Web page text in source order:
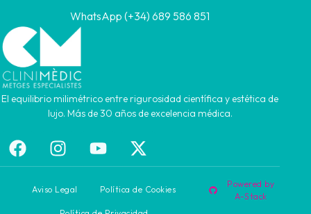
El equilibrio milimétrico entre rigurosidad científica y estética de
lujo. Más de 30 años de excelencia médica.
WhatsApp (+34) 689 586 851
Aviso Legal Política de Cookies
Powered by
A-Stack